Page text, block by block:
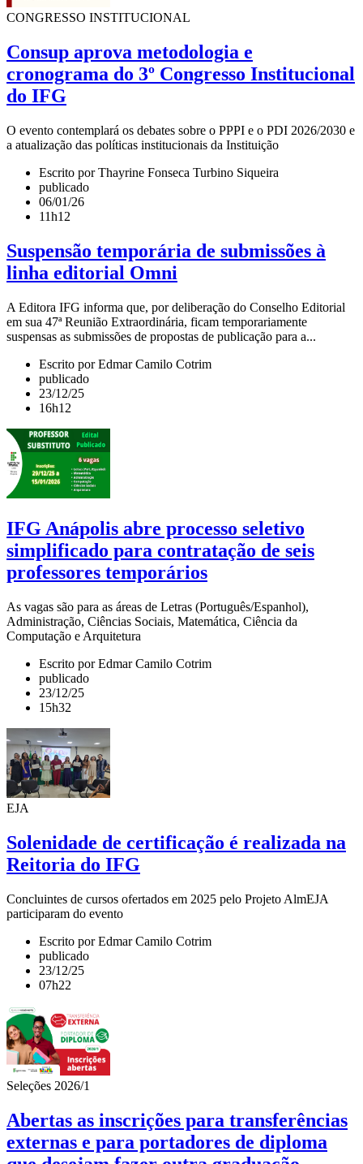
CONGRESSO INSTITUCIONAL
Consup aprova metodologia e
cronograma do 3º Congresso Institucional
do IFG
O evento contemplará os debates sobre o PPPI e o PDI 2026/2030 e
a atualização das políticas institucionais da Instituição
Escrito por Thayrine Fonseca Turbino Siqueira
publicado
06/01/26
11h12
Suspensão temporária de submissões à
linha editorial Omni
A Editora IFG informa que, por deliberação do Conselho Editorial
em sua 47ª Reunião Extraordinária, ficam temporariamente
suspensas as submissões de propostas de publicação para a...
Escrito por Edmar Camilo Cotrim
publicado
23/12/25
16h12
IFG Anápolis abre processo seletivo
simplificado para contratação de seis
professores temporários
As vagas são para as áreas de Letras (Português/Espanhol),
Administração, Ciências Sociais, Matemática, Ciência da
Computação e Arquitetura
Escrito por Edmar Camilo Cotrim
publicado
23/12/25
15h32
EJA
Solenidade de certificação é realizada na
Reitoria do IFG
Concluintes de cursos ofertados em 2025 pelo Projeto AlmEJA
participaram do evento
Escrito por Edmar Camilo Cotrim
publicado
23/12/25
07h22
Seleções 2026/1
Abertas as inscrições para transferências
externas e para portadores de diploma